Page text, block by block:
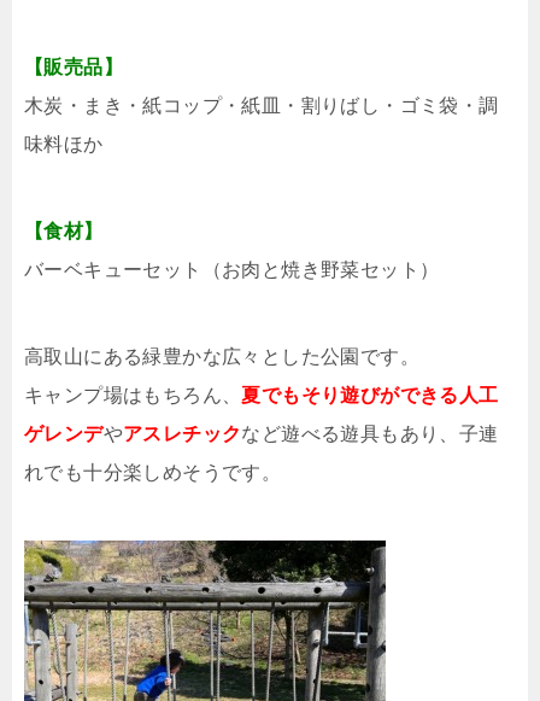
【販売品】
木炭・まき・紙コップ・紙皿・割りばし・ゴミ袋・調
味料ほか
【食材】
バーベキューセット（お肉と焼き野菜セット）
高取山にある緑豊かな広々とした公園です。
キャンプ場はもちろん、夏でもそり遊びができる人工
ゲレンデやアスレチックなど遊べる遊具もあり、子連
れでも十分楽しめそうです。